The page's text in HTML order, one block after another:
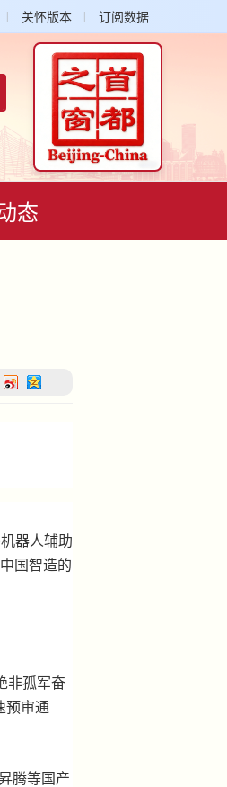
关怀版本 订阅数据
态
器人辅助
国智造的
非孤军奋
预审通
腾等国产